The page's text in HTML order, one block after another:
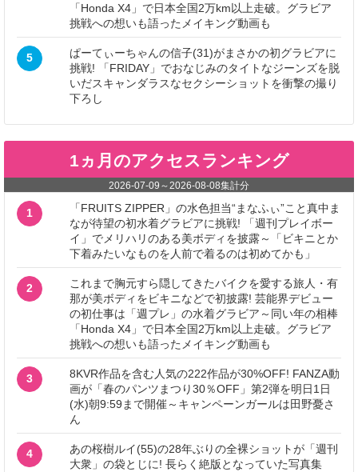
「Honda X4」で日本全国2万km以上走破。グラビア
挑戦への想いも語ったメイキング動画も
5
ぱーてぃーちゃんの信子(31)がまさかの初グラビアに
挑戦! 「FRIDAY」でおなじみのタイトなジーンズを脱
いだスキャンダラスなセクシーショットを衝撃の撮り
下ろし
1ヵ月のアクセスランキング
2026-07-09 ～2026-08-08集計分
1
「FRUITS ZIPPER」の水色担当“まなふぃ”こと真中ま
なが待望の初水着グラビアに挑戦! 「週刊プレイボー
イ」でメリハリのある美ボディを披露～「ビキニとか
下着みたいなものを人前で着るのは初めてかも」
2
これまで胸元すら隠してきたバイクを愛する旅人・有
那が美ボディをビキニなどで初披露! 芸能界デビュー
の初仕事は「週プレ」の水着グラビア～同い年の相棒
「Honda X4」で日本全国2万km以上走破。グラビア
挑戦への想いも語ったメイキング動画も
3
8KVR作品を含む人気の222作品が30%OFF! FANZA動
画が「春のパンツまつり30％OFF」第2弾を明日1日
(水)朝9:59まで開催～キャンペーンガールは田野憂さ
ん
4
あの桜樹ルイ(55)の28年ぶりの全裸ショットが「週刊
大衆」の袋とじに! 長らく絶版となっていた写真集